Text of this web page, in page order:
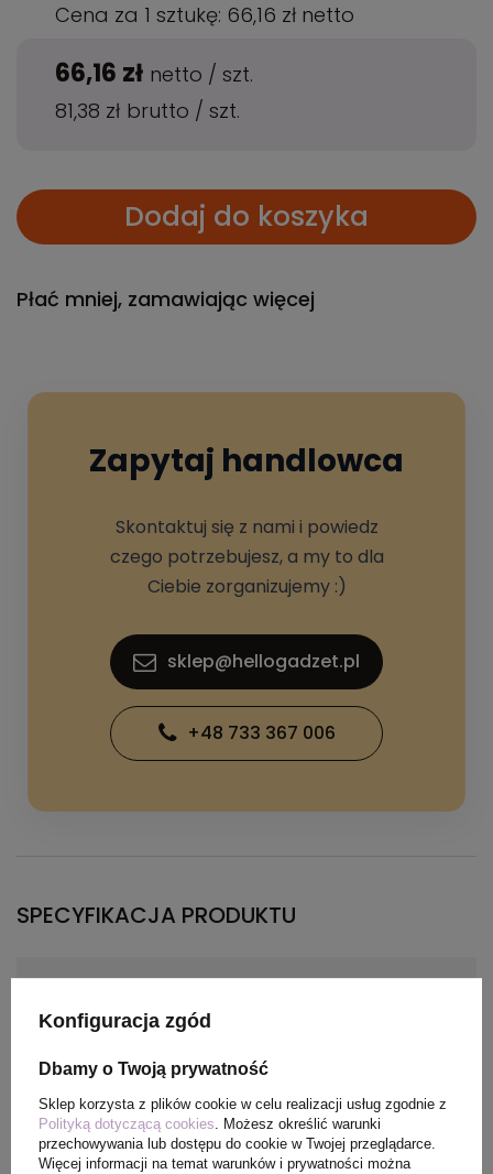
Cena za 1 sztukę: 66,16 zł netto
66,16 zł netto / szt.
81,38 zł brutto / szt.
Dodaj do koszyka
Płać mniej, zamawiając więcej
Zapytaj handlowca
Skontaktuj się z nami i powiedz
czego potrzebujesz, a my to dla
Ciebie zorganizujemy :)
sklep@hellogadzet.pl
+48 733 367 006
SPECYFIKACJA PRODUKTU
Kolor srebrny
Wymiary
produktu
20 x 14,5 x 6,2 cm
Konfiguracja zgód
Dbamy o Twoją prywatność
Sklep korzysta z plików cookie w celu realizacji usług zgodnie z
Polityką dotyczącą cookies . Możesz określić warunki
przechowywania lub dostępu do cookie w Twojej przeglądarce.
Więcej informacji na temat warunków i prywatności można